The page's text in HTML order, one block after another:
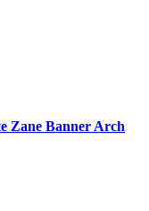
Zane Banner Arch